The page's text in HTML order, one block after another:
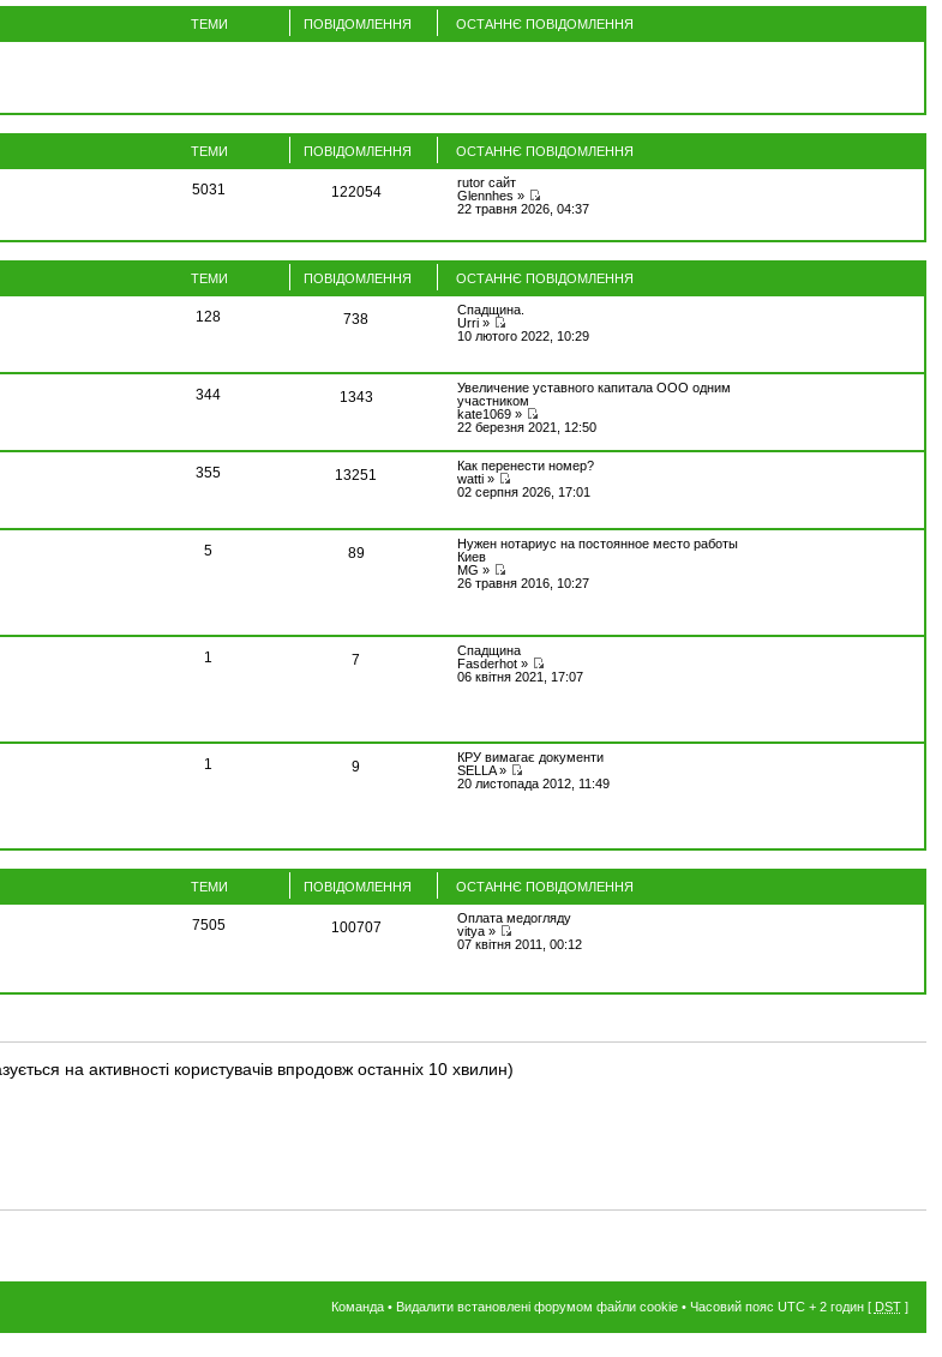
ТЕМИ ПОВІДОМЛЕННЯ ОСТАННЄ ПОВІДОМЛЕННЯ
ТЕМИ ПОВІДОМЛЕННЯ ОСТАННЄ ПОВІДОМЛЕННЯ
5031 122054
rutor сайт
Glennhes »
22 травня 2026, 04:37
ТЕМИ ПОВІДОМЛЕННЯ ОСТАННЄ ПОВІДОМЛЕННЯ
128 738
Спадщина.
Urri »
10 лютого 2022, 10:29
344 1343
Увеличение уставного капитала ООО одним
участником
kate1069 »
22 березня 2021, 12:50
355 13251
Как перенести номер?
watti »
02 серпня 2026, 17:01
5 89
Нужен нотариус на постоянное место работы
Киев
MG »
26 травня 2016, 10:27
1 7
Спадщина
Fasderhot »
06 квітня 2021, 17:07
1 9
КРУ вимагає документи
SELLA»
20 листопада 2012, 11:49
ТЕМИ ПОВІДОМЛЕННЯ ОСТАННЄ ПОВІДОМЛЕННЯ
7505 100707
Оплата медогляду
vitya »
07 квітня 2011, 00:12
на активності користувачів впродовж останніх 10 хвилин)
Команда• Видалити встановлені форумом файли cookie• Часовий пояс UTC + 2 годин [ DST]